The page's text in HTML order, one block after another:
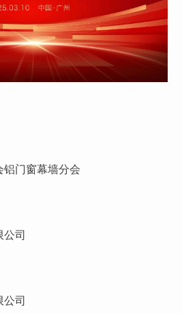
铝门窗幕墙分会
司
司